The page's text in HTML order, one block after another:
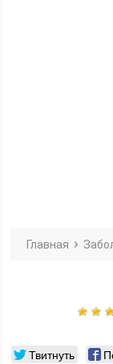
Главная
Твитнуть